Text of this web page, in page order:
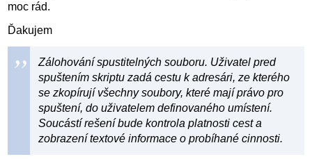
moc rád.
Ďakujem
Zálohování spustitelných souboru. Uživatel pred
spuštením skriptu zadá cestu k adresári, ze kterého
se zkopírují všechny soubory, které mají právo pro
spuštení, do uživatelem definovaného umístení.
Soucástí rešení bude kontrola platnosti cest a
zobrazení textové informace o probíhané cinnosti.